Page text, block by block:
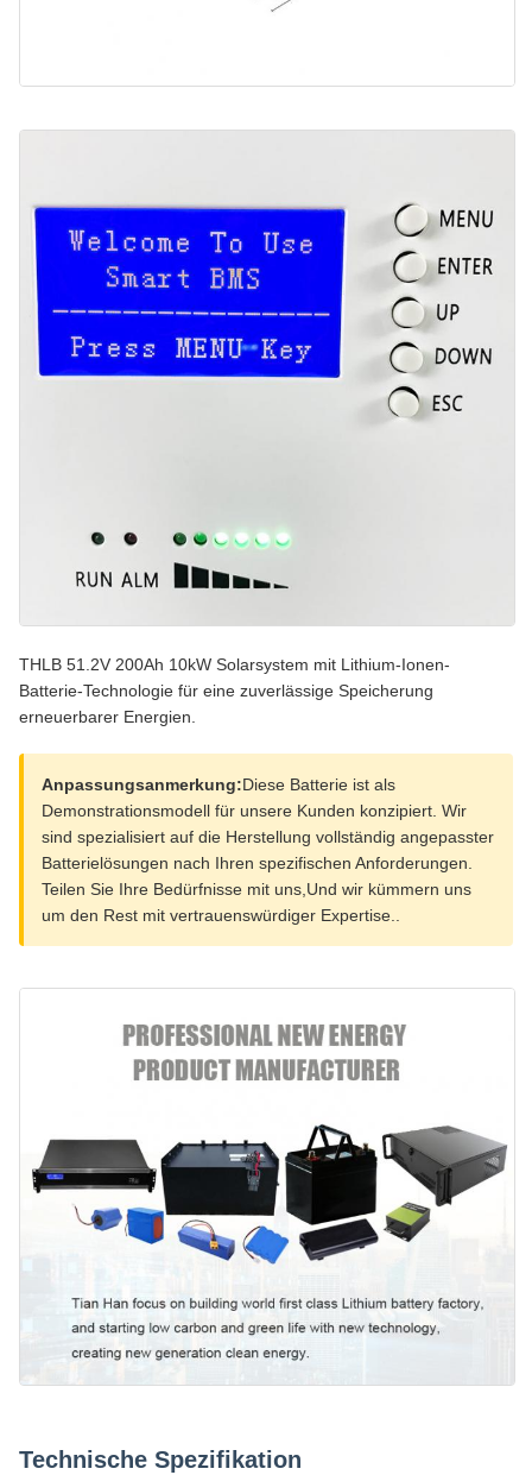
THLB 51.2V 200Ah 10kW Solarsystem mit Lithium-Ionen-
Batterie-Technologie für eine zuverlässige Speicherung
erneuerbarer Energien.
Anpassungsanmerkung:Diese Batterie ist als
Demonstrationsmodell für unsere Kunden konzipiert. Wir
sind spezialisiert auf die Herstellung vollständig angepasster
Batterielösungen nach Ihren spezifischen Anforderungen.
Teilen Sie Ihre Bedürfnisse mit uns,Und wir kümmern uns
um den Rest mit vertrauenswürdiger Expertise..
Technische Spezifikation